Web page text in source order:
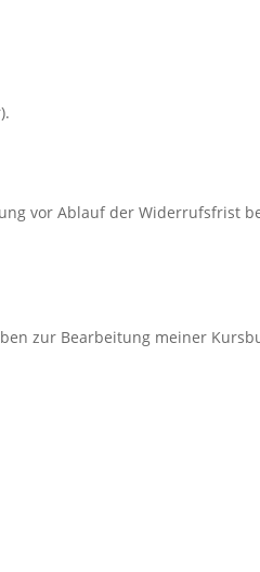
vor Ablauf der Widerrufsfrist
zur Bearbeitung meiner